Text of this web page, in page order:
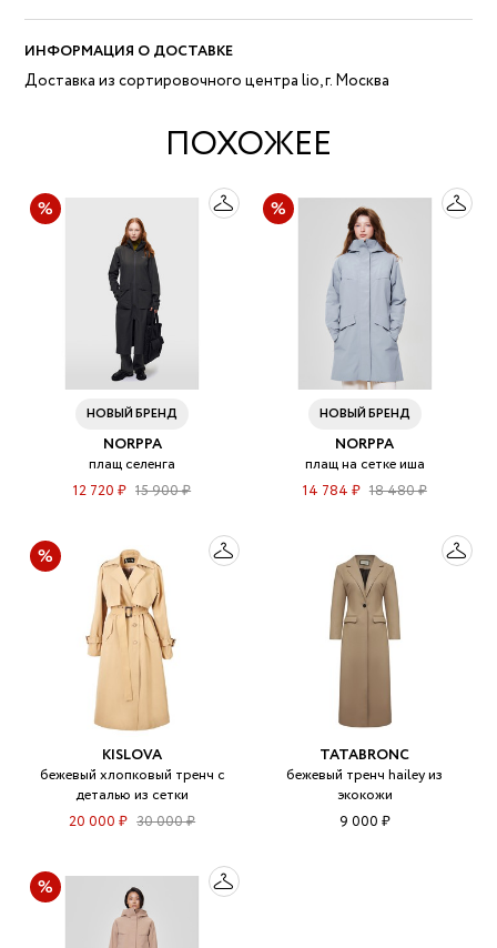
ИНФОРМАЦИЯ О ДОСТАВКЕ
Доставка из сортировочного центра lio, г. Москва
ПОХОЖЕЕ
НОВЫЙ БРЕНД
NORPPA
плащ селенга
12 720 ₽ 15 900 ₽
НОВЫЙ БРЕНД
NORPPA
плащ на сетке иша
14 784 ₽ 18 480 ₽
KISLOVA
бежевый хлопковый тренч с
деталью из сетки
20 000 ₽ 30 000 ₽
TATABRONC
бежевый тренч hailey из
экокожи
9 000 ₽